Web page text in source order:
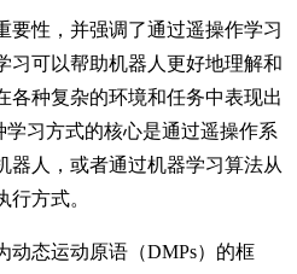
要性，并强调了通过遥操作学习
习可以帮助机器人更好地理解和
各种复杂的环境和任务中表现出
习方式的核心是通过遥操作系
器人，或者通过机器学习算法从
方式。
动态运动原语（DMPs）的框